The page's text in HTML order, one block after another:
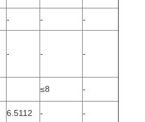
- - -
- - -
≤8 -
6.5112 - -